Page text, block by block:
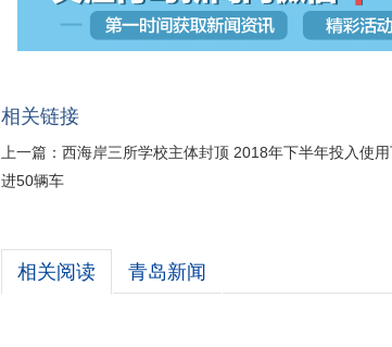
相关链接
上一篇： 西海岸三所学校主体封顶 2018年下半年投入使用
进50辆车
相关阅读 青岛新闻